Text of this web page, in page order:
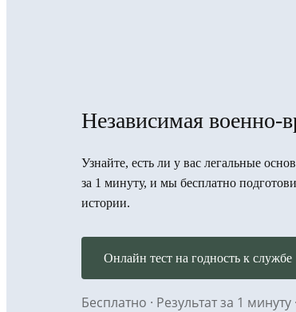
Независимая военно-
Узнайте, есть ли у вас легальные
за 1 минуту, и мы бесплатно
истории.
Онлайн тест на годность к
Бесплатно · Результат за 1